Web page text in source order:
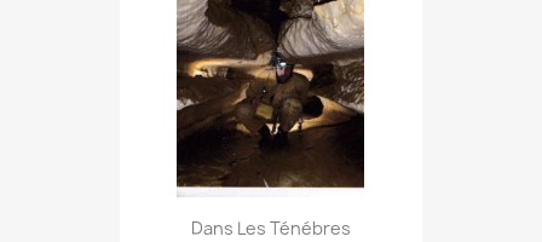
Dans Les Ténébres